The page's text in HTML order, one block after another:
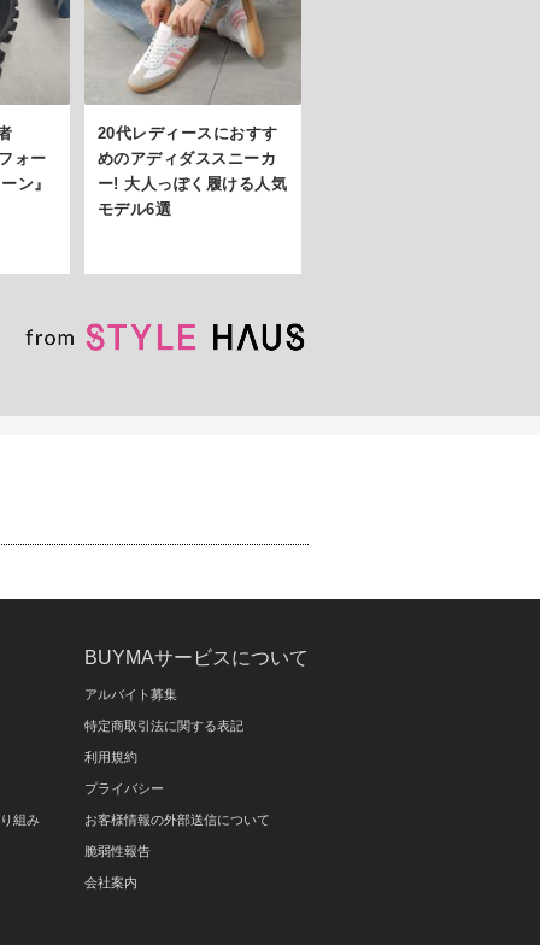
ォー
ン』
20代レディースにおすす
めのアディダススニーカ
ー! 大人っぽく履ける人気
モデル6選
組み
BUYMAサービスについて
アルバイト募集
特定商取引法に関する表記
利用規約
プライバシー
お客様情報の外部送信について
脆弱性報告
会社案内